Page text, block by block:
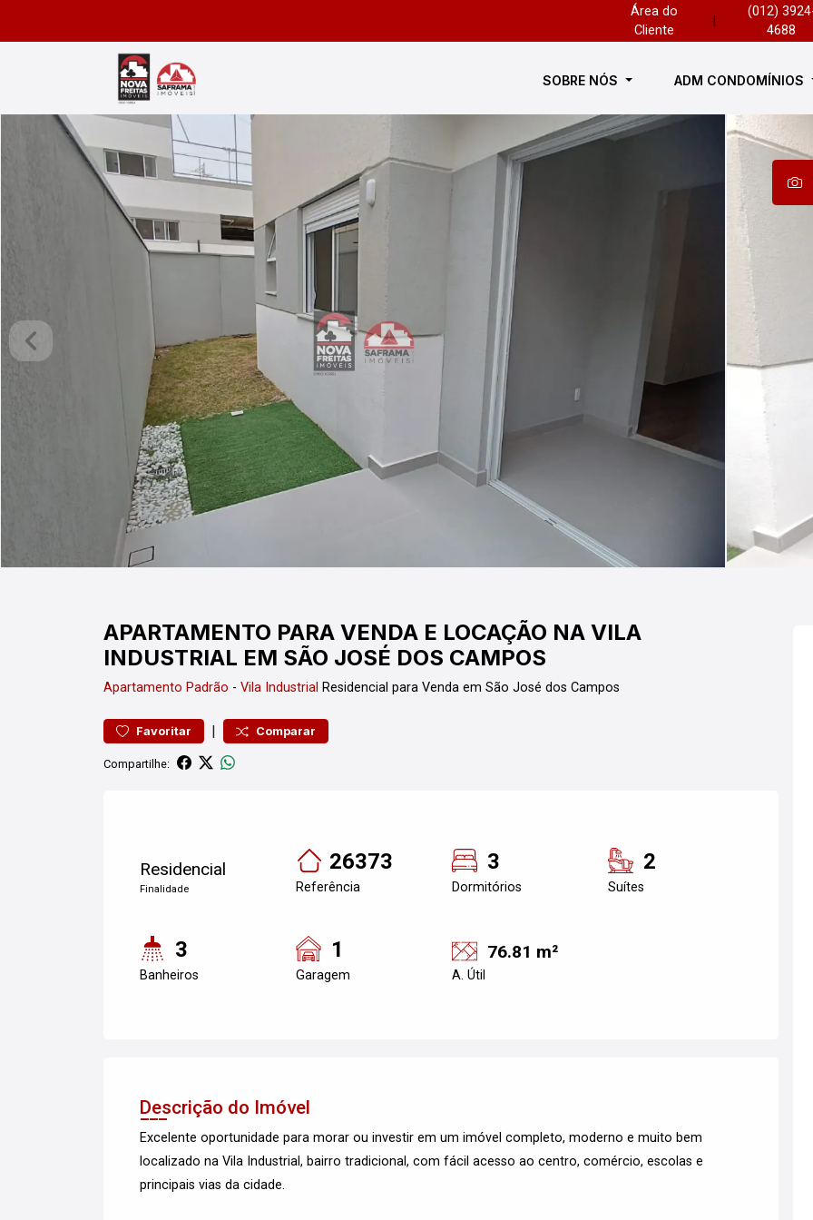
Área do
Cliente
(012)
4688
SOBRE NÓS ADM CONDOMÍNIOS
APARTAMENTO PARA VENDA E LOCAÇÃO NA VILA
INDUSTRIAL EM SÃO JOSÉ DOS CAMPOS
Apartamento Padrão - Vila Industrial Residencial para Venda em São José dos Campos
Favoritar | Comparar
Compartilhe:
Residencial
Finalidade
26373
Referência
3
Dormitórios
2
Suítes
3
Banheiros
1
Garagem
76.81 m²
A. Útil
Descrição do Imóvel
Excelente oportunidade para morar ou investir em um imóvel completo, moderno e muito bem
localizado na Vila Industrial, bairro tradicional, com fácil acesso ao centro, comércio, escolas e
principais vias da cidade.